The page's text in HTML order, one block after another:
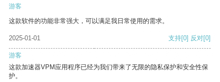
游客
这款软件的功能非常强大，可以满足我日常使用的需求。
2025-01-01 支持[0] 反对[0]
游客
这款加速器VPM应用程序已经为我们带来了无限的隐私保护和安全性保
护。